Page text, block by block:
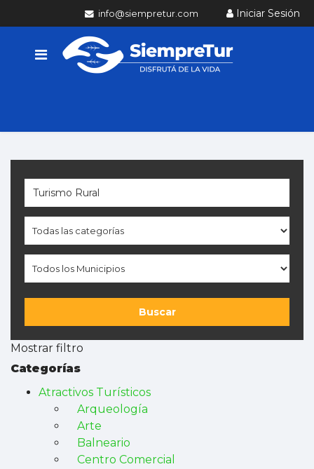
Iniciar Sesión
info@siempretur.com
Buscar
Mostrar filtro
Categorías
Atractivos Turísticos
Arqueología
Arte
Balneario
Centro Comercial